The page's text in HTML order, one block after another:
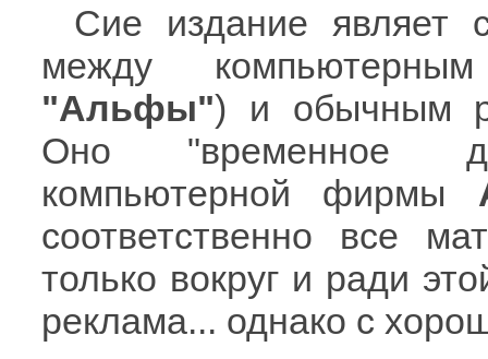
Сие издание являет
между
"Альфы") и обычным
Оно "временное
компьютерной фирмы
соответственно все
только вокруг и ради
реклама... однако с